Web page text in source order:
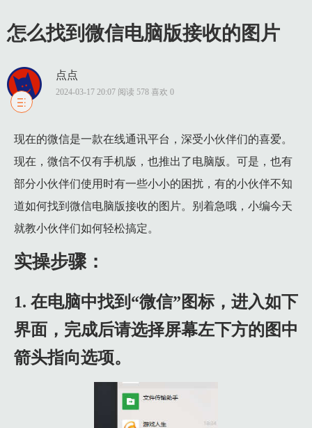
怎么找到微信电脑版接收的图片
点点
2024-03-17 20:07 阅读 578 喜欢 0
现在的微信是一款在线通讯平台，深受小伙伴们的喜爱。
现在，微信不仅有手机版，也推出了电脑版。可是，也有
部分小伙伴们使用时有一些小小的困扰，有的小伙伴不知
道如何找到微信电脑版接收的图片。别着急哦，小编今天
就教小伙伴们如何轻松搞定。
实操步骤：
1. 在电脑中找到“微信”图标，进入如下
界面，完成后请选择屏幕左下方的图中
箭头指向选项。
1 实操步骤：
1.1 1. 在电脑中找到“微信”图标，进入如下界面，完成后请选择
1.2 2. 在微信主界面中找到“设置”选项，如图，打开这个选项。
1.3 3. 这时候，如图，我们不难发现屏幕中有一个“通用设置”，
1.4 4.找到如图所示的一串字母，这是文件管理的路径，右击后选
1.5 5. 完成复制后，如图，打开文件管理的地址，在这里进行粘
1.6 6. 找到你的微信号所对应的文件夹并打开它。